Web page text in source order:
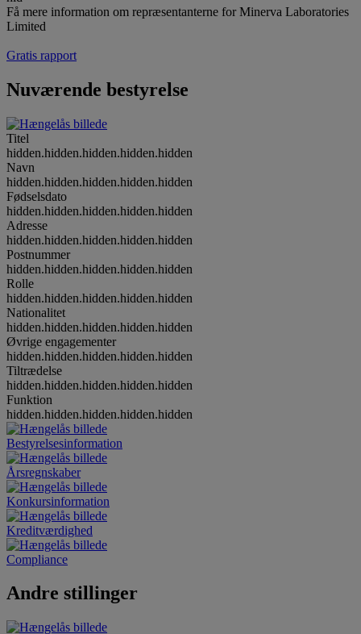
Få mere information om repræsentanterne for Minerva Laboratories
Limited
Gratis rapport
Nuværende bestyrelse
Titel
hidden.hidden.hidden.hidden.hidden
Navn
hidden.hidden.hidden.hidden.hidden
Fødselsdato
hidden.hidden.hidden.hidden.hidden
Adresse
hidden.hidden.hidden.hidden.hidden
Postnummer
hidden.hidden.hidden.hidden.hidden
Rolle
hidden.hidden.hidden.hidden.hidden
Nationalitet
hidden.hidden.hidden.hidden.hidden
Øvrige engagementer
hidden.hidden.hidden.hidden.hidden
Tiltrædelse
hidden.hidden.hidden.hidden.hidden
Funktion
hidden.hidden.hidden.hidden.hidden
Bestyrelsesinformation
Årsregnskaber
Konkursinformation
Kreditværdighed
Compliance
Andre stillinger